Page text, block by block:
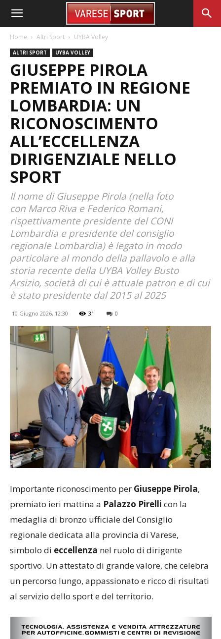
Home Altri Sport UYBA Volley
ALTRI SPORT UYBA VOLLEY
GIUSEPPE PIROLA
PREMIATO IN REGIONE
LOMBARDIA: UN
RICONOSCIMENTO
ALL’ECCELLENZA
DIRIGENZIALE NELLO
SPORT
Il nome di Giuseppe Pirola (nella foto
con Marco Riva e Federico Romani,
rispettivamente presidente del CONI
Lombardia e presidente del consiglio
regionale Lombardia) è legato in modo
particolare al mondo della pallavolo e alla
storia recente della UYBA Volley Busto
Arsizio, società di cui è attuale patron e di cui
è stato presidente dal 2015 al 2025
10 Giugno 2026, 12:30 31 0
Importante riconoscimento per Giuseppe Pirola,
premiato ieri mattina a Palazzo Pirelli con la
medaglia di bronzo ufficiale del Consiglio
regionale dedicata alla provincia di Varese,
simbolo di eccellenza nel ruolo di dirigente
sportivo. Un attestato di grande valore, che celebra
un percorso lungo, appassionato e ricco di risultati
al servizio dello sport e del territorio.